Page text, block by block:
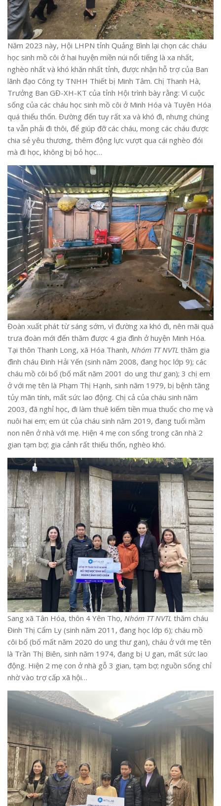
Năm 2023 này, Hội LHPN tỉnh Quảng Bình lại chọn các cháu
học sinh mồ côi ở hai huyện miền núi nổi tiếng là xa nhất,
nghèo nhất và khó khăn nhất tỉnh, được nhận hỗ trợ của Ban
lãnh đạo Công ty TNHH Thiết bị Minh Tâm. Chị Thanh Hà,
Trưởng Ban GĐ-XH-KT của tỉnh Hội trình bày rằng: Vì cuộc
sống của các cháu học sinh mồ côi ở Minh Hóa và Tuyên Hóa
quá thiếu thốn. Đường đến tuy rất xa và khó đi, nhưng chúng
ta vẫn phải đi thôi, để giúp đỡ các cháu, mong các cháu được
chia sẻ yêu thương, thêm động lực vượt qua cái nghèo đói
mà đi học, không bị bỏ học…
Đoàn xuất phát từ sáng sớm, vì đường xa khó đi, nên mãi quá
trưa đoàn mới đến thăm được 4 gia đình ở huyện Minh Hóa.
Tại thôn Thanh Long, xã Hóa Thanh, Nhóm TT NVTL thăm gia
đình cháu Đinh Hải Yến (sinh năm 2008, đang học lớp 9); các
cháu mồ côi bố (bố mất năm 2001 do ung thư gan); 3 chị em
ở với mẹ tên là Phạm Thị Hạnh, sinh năm 1979, bị bệnh tăng
tủy mãn tính, mất sức lao động. Chị cả của cháu sinh năm
2003, đã nghỉ học, đi làm thuê kiếm tiền mua thuốc cho mẹ và
nuôi hai em; em út của cháu sinh năm 2019, đang tuổi mầm
non nên ở nhà với mẹ. Hiện 4 mẹ con sống trong căn nhà 2
gian tạm bợ; gia cảnh rất thiếu thốn, nghèo khó.
Sang xã Tân Hóa, thôn 4 Yên Thọ, Nhóm TT NVTL thăm cháu
Đinh Thị Cẩm Ly (sinh năm 2011, đang học lớp 6); cháu mồ
côi bố (bố mất năm 2020 do ung thư gan), cháu ở với mẹ tên
là Trần Thị Biên, sinh năm 1974, đang bị U gan, mất sức lao
động. Hiện 2 mẹ con ở nhà gỗ 3 gian, tạm bợ; nguồn sống chỉ
nhờ vào trợ cấp xã hội…